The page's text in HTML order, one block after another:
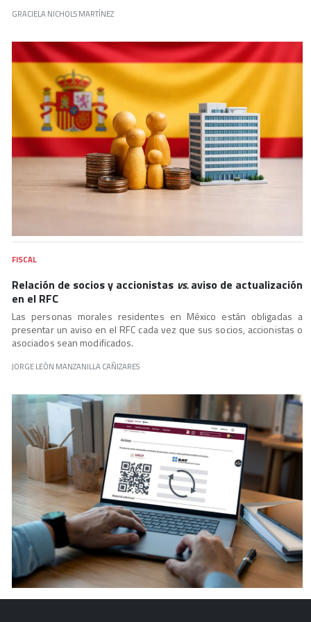
GRACIELA NICHOLS MARTÍNEZ
FISCAL
Relación de socios y accionistas vs.aviso de actualización
en el RFC
Las personas morales residentes en México están obligadas a
presentar un aviso en el RFC cada vez que sus socios, accionistas o
asociados sean modificados.
JORGE LEÓN MANZANILLA CAÑIZARES